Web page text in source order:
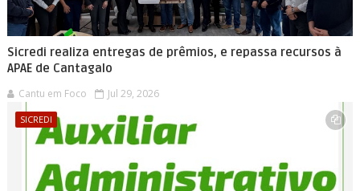
Sicredi realiza entregas de prêmios, e repassa recursos à
APAE de Cantagalo
Cantu em Foco Jul 29, 2026
SICREDI